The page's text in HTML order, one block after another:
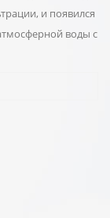
и появился
воды с